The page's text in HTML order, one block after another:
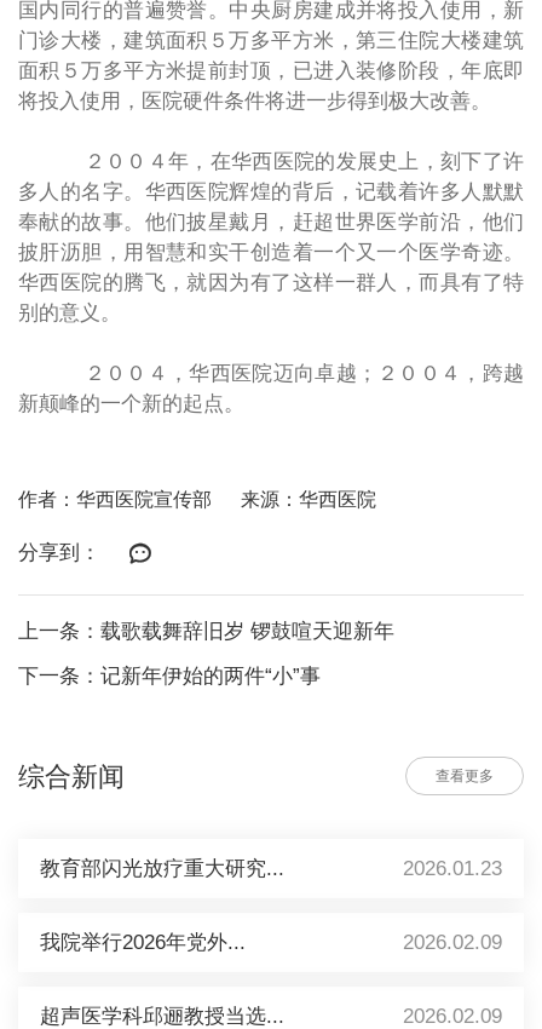
国内同行的普遍赞誉。中央厨房建成并将投入使用，新
门诊大楼，建筑面积５万多平方米，第三住院大楼建筑
面积５万多平方米提前封顶，已进入装修阶段，年底即
将投入使用，医院硬件条件将进一步得到极大改善。
２００４年，在华西医院的发展史上，刻下了许
多人的名字。华西医院辉煌的背后，记载着许多人默默
奉献的故事。他们披星戴月，赶超世界医学前沿，他们
披肝沥胆，用智慧和实干创造着一个又一个医学奇迹。
华西医院的腾飞，就因为有了这样一群人，而具有了特
别的意义。
２００４，华西医院迈向卓越；２００４，跨越
新颠峰的一个新的起点。
作者：华西医院宣传部 来源：华西医院
分享到：
上一条：载歌载舞辞旧岁 锣鼓喧天迎新年
下一条：记新年伊始的两件“小”事
综合新闻 查看更多
教育部闪光放疗重大研究... 2026.01.23
我院举行2026年党外... 2026.02.09
超声医学科邱逦教授当选... 2026.02.09